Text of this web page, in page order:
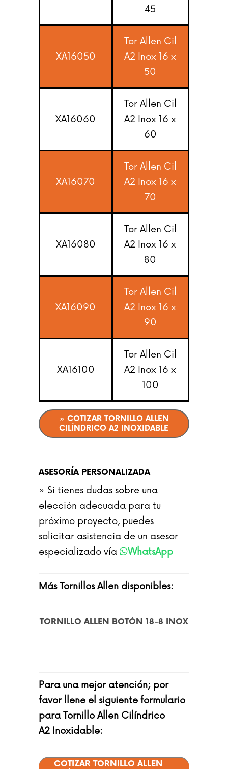
45
XA16050
Tor Allen Cil
A2 Inox 16 x
50
XA16060
Tor Allen Cil
A2 Inox 16 x
60
XA16070
Tor Allen Cil
A2 Inox 16 x
70
XA16080
Tor Allen Cil
A2 Inox 16 x
80
XA16090
Tor Allen Cil
A2 Inox 16 x
90
XA16100
Tor Allen Cil
A2 Inox 16 x
100
» COTIZAR TORNILLO ALLEN
CILÍNDRICO A2 INOXIDABLE
ASESORÍA PERSONALIZADA
» Si tienes dudas sobre una
elección adecuada para tu
próximo proyecto, puedes
solicitar asistencia de un asesor
especializado vía WhatsApp
Más Tornillos Allen disponibles:
TORNILLO ALLEN LITERA
Para una mejor atención; por
favor llene el siguiente formulario
para Tornillo Allen Cilíndrico
A2 Inoxidable:
COTIZAR TORNILLO ALLEN